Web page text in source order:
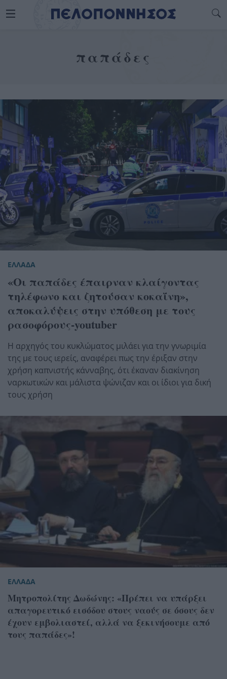
παπάδες
ΕΛΛΑΔΑ
«Οι παπάδες έπαιρναν κλαίγοντας
τηλέφωνο και ζητούσαν κοκαΐνη»,
αποκαλύψεις στην υπόθεση με τους
ρασοφόρους-youtuber
Η αρχηγός του κυκλώματος μιλάει για την γνωριμία
της με τους ιερείς, αναφέρει πως την έριξαν στην
χρήση καπνιστής κάνναβης, ότι έκαναν διακίνηση
ναρκωτικών και μάλιστα ψώνιζαν και οι ίδιοι για δική
τους χρήση
ΕΛΛΑΔΑ
Μητροπολίτης Δωδώνης: «Πρέπει να υπάρξει
απαγορευτικό εισόδου στους ναούς σε όσους δεν
έχουν εμβολιαστεί, αλλά να ξεκινήσουμε από
τους παπάδες»!